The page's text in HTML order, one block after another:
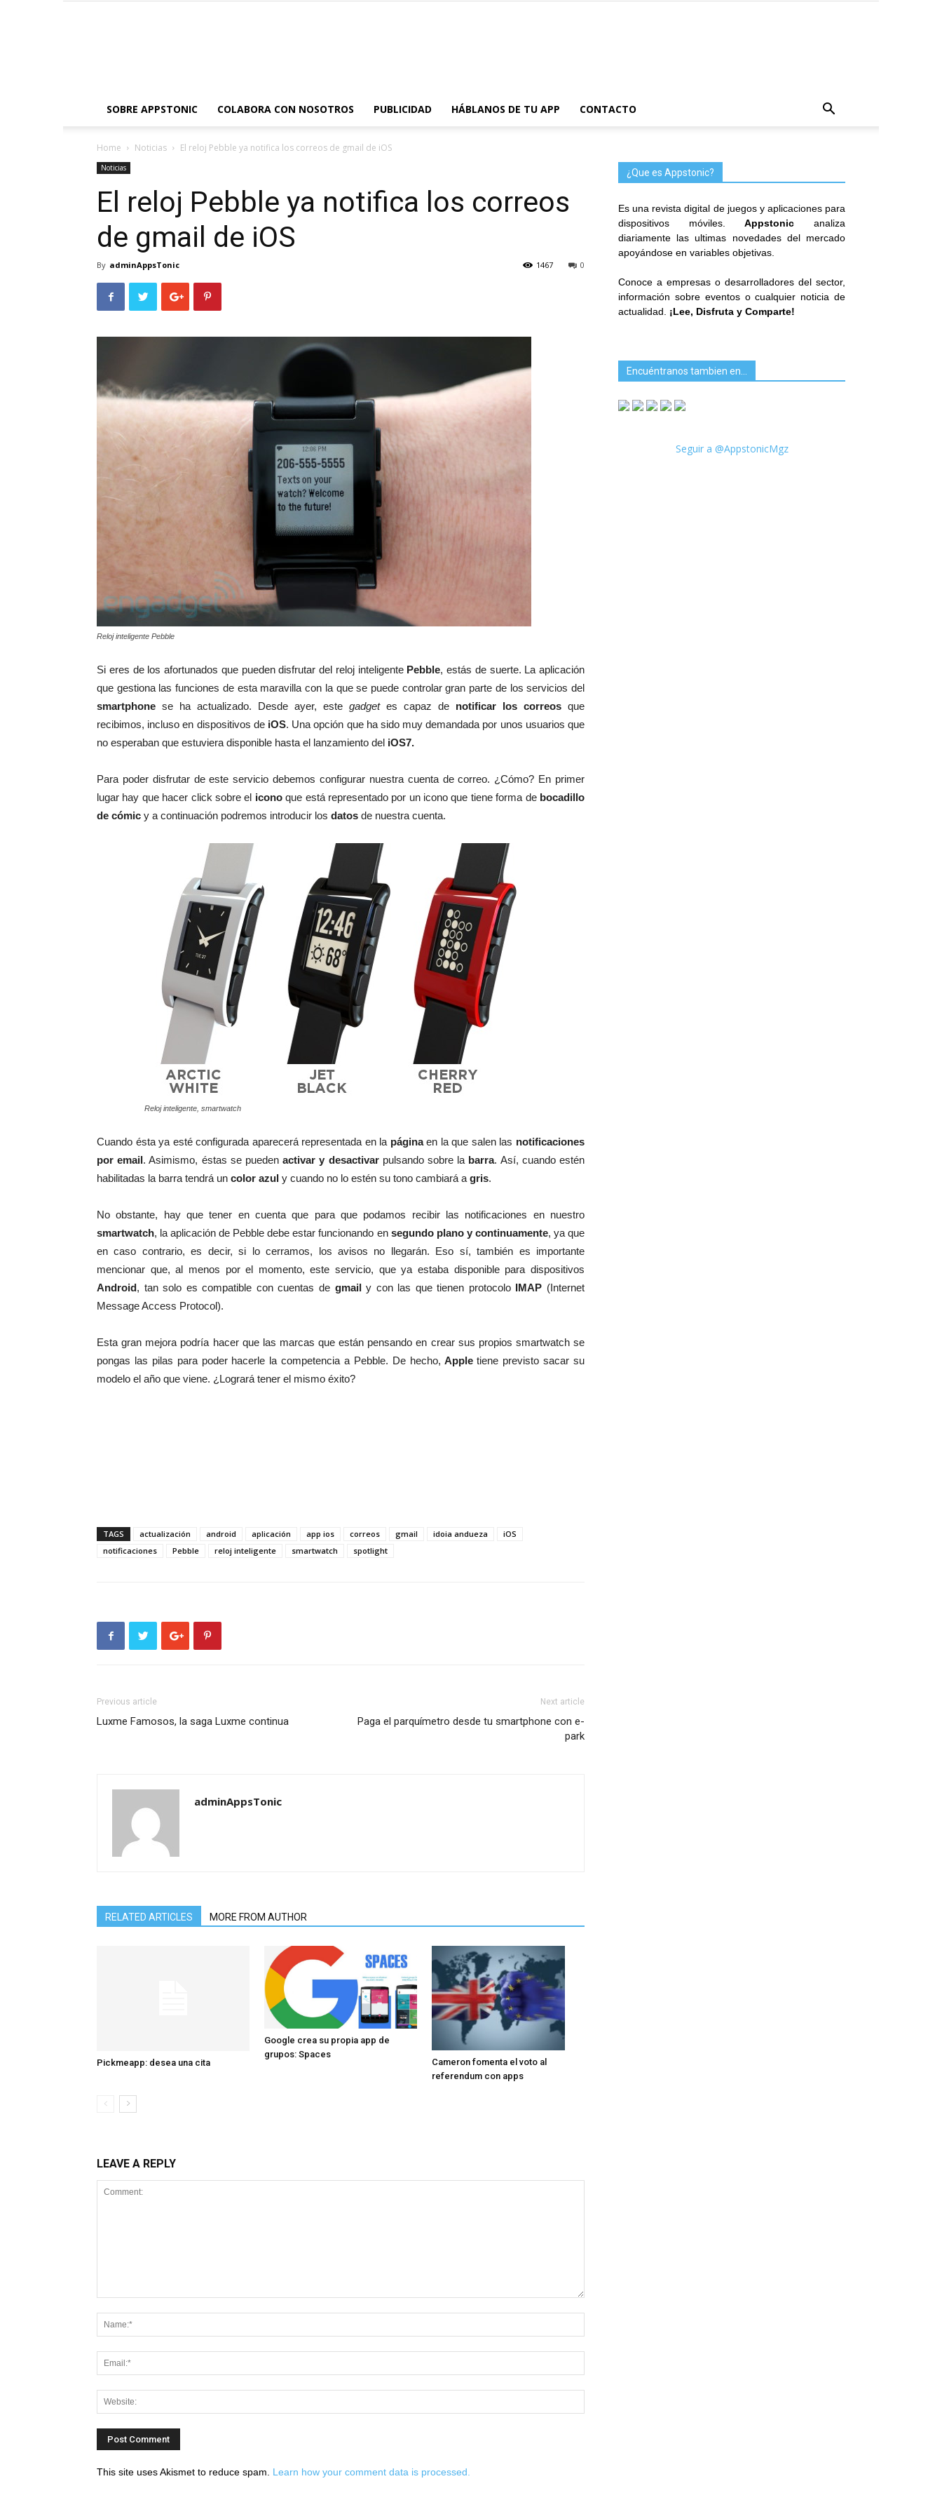
SOBRE APPSTONIC COLABORA CON NOSOTROS PUBLICIDAD HÁBLANOS DE TU APP CONTACTO
Home Noticias El reloj Pebble ya notifica los correos de gmail de iOS
Noticias
El reloj Pebble ya notifica los correos
de gmail de iOS
By adminAppsTonic 0
1467
Reloj inteligente Pebble
Si eres de los afortunados que pueden disfrutar del reloj inteligentePebble, estás de suerte. La aplicación
que gestiona las funciones de esta maravilla con la que se puede controlar gran parte de los servicios del
smartphone se ha actualizado. Desde ayer, este gadgetes capaz de notificar los correos que
recibimos, incluso en dispositivos deiOS. Una opción que ha sido muy demandada por unos usuarios que
no esperaban que estuviera disponible hasta el lanzamiento del iOS7.
Para poder disfrutar de este servicio debemos configurar nuestra cuenta de correo. ¿Cómo? En primer
lugar hay que hacer click sobre el iconoque está representado por un icono que tiene forma debocadillo
de cómic y a continuación podremos introducir los datos de nuestra cuenta.
Reloj inteligente, smartwatch
Cuando ésta ya esté configurada aparecerá representada en la páginaen la que salen las notificaciones
por email. Asimismo, éstas se pueden activar y desactivarpulsando sobre la barra. Así, cuando estén
habilitadas la barra tendrá un color azul y cuando no lo estén su tono cambiará a gris.
No obstante, hay que tener en cuenta que para que podamos recibir las notificaciones en nuestro
smartwatch, la aplicación de Pebble debe estar funcionando en segundo plano y continuamente, ya que
en caso contrario, es decir, si lo cerramos, los avisos no llegarán. Eso sí, también es importante
mencionar que, al menos por el momento, este servicio, que ya estaba disponible para dispositivos
Android, tan solo es compatible con cuentas de gmaily con las que tienen protocolo IMAP (Internet
Message Access Protocol).
Esta gran mejora podría hacer que las marcas que están pensando en crear sus propios smartwatch se
pongas las pilas para poder hacerle la competencia a Pebble. De hecho, Appletiene previsto sacar su
modelo el año que viene. ¿Logrará tener el mismo éxito?
TAGS actualización android aplicación app ios correos gmail idoia andueza
iOS
notificaciones
Pebble reloj inteligente smartwatch spotlight
Previous article
Luxme Famosos, la saga Luxme continua
Next article
Paga el parquímetro desde tu smartphone con e-
park
adminAppsTonic
RELATED ARTICLES MORE FROM AUTHOR
Pickmeapp: desea una cita
Google crea su propia app de
grupos: Spaces
Cameron fomenta el voto al
referendum con apps
LEAVE A REPLY
This site uses Akismet to reduce spam. Learn how your comment data is processed.
¿Que es Appstonic?
Es una revista digital de juegos y aplicaciones para
dispositivos móviles.Appstonic analiza
diariamente las ultimas novedades del mercado
apoyándose en variables objetivas.
Conoce a empresas o desarrolladores del sector,
información sobre eventos o cualquier noticia de
actualidad. ¡Lee, Disfruta y Comparte!
Encuéntranos tambien en…
Seguir a @AppstonicMgz